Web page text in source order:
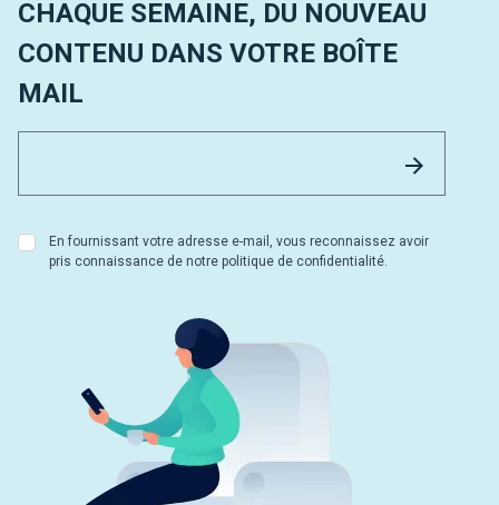
CHAQUE SEMAINE, DU NOUVEAU
CONTENU DANS VOTRE BOÎTE
MAIL
En fournissant votre adresse e-mail, vous reconnaissez avoir
pris connaissance de notre politique de confidentialité.